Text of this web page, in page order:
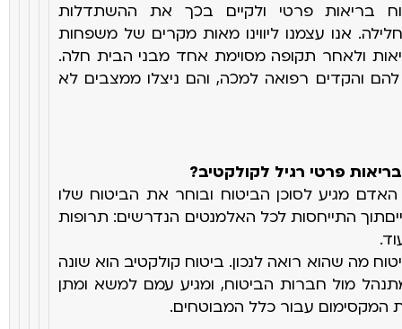
בריאות פרטי ולקיים בכך את ההשתדלות
אנו עצמנו ליווינו מאות מקרים של משפחות
ולאחר תקופהמסוימת אחד מבני הבית חלה.
להם והקדים רפואה למכה, והם ניצלו ממצבים לא
פרטי רגיל לקולקטיב?
מגיע לסוכן הביטוח ובוחר את הביטוח שלו
תוך התייחסות לכל האלמנטים הנדרשים: תרופות
מה שהוא רואה לנכון. ביטוח קולקטיב הוא שונה
מול חברות הביטוח, ומגיע עמם למשא ומתן
המקסימום עבור כלל המבוטחים.